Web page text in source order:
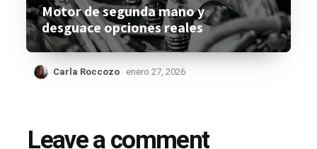
Motor de segunda mano y
desguace opciones reales
Carla Roccozo enero 27, 2026
Leave a comment